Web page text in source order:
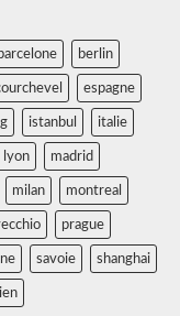
barcelone berlin
espagne
istanbul italie
lyon madrid
milan montreal
prague
savoie shanghai